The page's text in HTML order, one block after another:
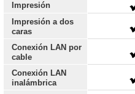
Impresión
Impresión a dos
caras
Conexión LAN por
cable
Conexión LAN
inalámbrica